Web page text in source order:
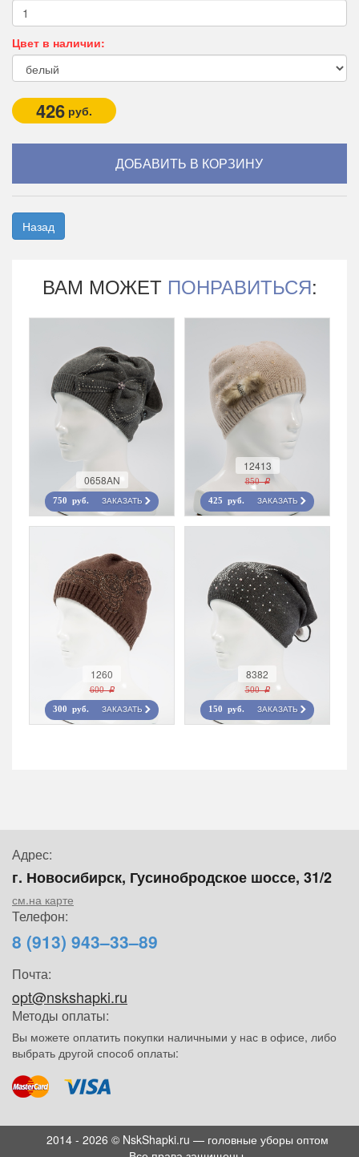
Цвет в наличии:
426 руб.
Назад
ВАМ МОЖЕТ ПОНРАВИТЬСЯ:
0658AN
750 руб. ЗАКАЗАТЬ
12413
850 r
425 руб. ЗАКАЗАТЬ
1260
600 r
300 руб. ЗАКАЗАТЬ
8382
500 r
150 руб. ЗАКАЗАТЬ
Адрес:
г. Новосибирск, Гусинобродское шоссе, 31/2
см.на карте
Телефон:
8 (913) 943–33–89
Почта:
opt@nskshapki.ru
Методы оплаты:
Вы можете оплатить покупки наличными у нас в офисе, либо
выбрать другой способ оплаты:
2014 - 2026 © NskShapki.ru — головные уборы оптом